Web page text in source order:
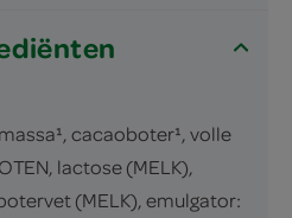
cacaoboter¹, volle
lactose (MELK),
(MELK), emulgator: